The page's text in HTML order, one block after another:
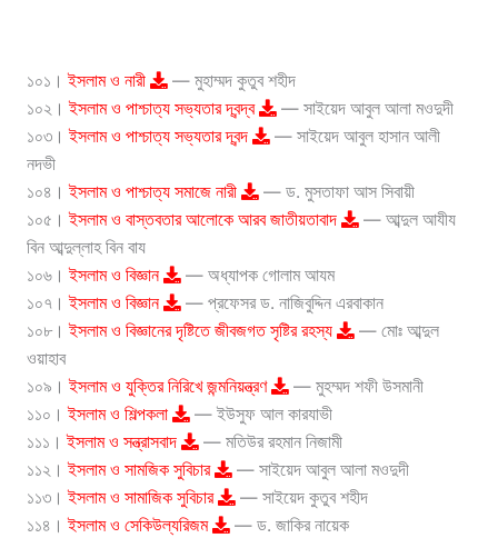
১০১।ইসলাম ও নারী
— মুহাম্মদ কুতুব শহীদ
১০২।ইসলাম ও পাশ্চাত্য সভ্যতার দ্বন্দ্ব
— সাইয়েদ আবুল আলা মওদুদী
১০৩।ইসলাম ও পাশ্চাত্য সভ্যতার দ্বন্দ
— সাইয়েদ আবুল হাসান আলী
নদভী
১০৪।ইসলাম ও পাশ্চাত্য সমাজে নারী
— ড. মুসতাফা আস সিবায়ী
১০৫।ইসলাম ও বাস্তবতার আলোকে আরব জাতীয়তাবাদ
— আব্দুল আযীয
বিন আব্দুল্লাহ বিন বায
১০৬।ইসলাম ও বিজ্ঞান
— অধ্যাপক গোলাম আযম
১০৭।ইসলাম ও বিজ্ঞান
— প্রফেসর ড. নাজিবুদ্দিন এরবাকান
১০৮।ইসলাম ও বিজ্ঞানের দৃষ্টিতে জীবজগত সৃষ্টির রহস্য
— মোঃ আব্দুল
ওয়াহাব
১০৯।ইসলাম ও যুক্তির নিরিখে জন্মনিয়ন্ত্রণ
— মুহম্মদ শফী উসমানী
১১০।ইসলাম ও শিল্পকলা
— ইউসুফ আল কারযাভী
১১১।ইসলাম ও সন্ত্রাসবাদ
— মতিউর রহমান নিজামী
১১২।ইসলাম ও সামজিক সুবিচার
— সাইয়েদ আবুল আলা মওদুদী
১১৩।ইসলাম ও সামাজিক সুবিচার
— সাইয়েদ কুতুব শহীদ
১১৪।ইসলাম ও সেকিউল্যরিজম
— ড. জাকির নায়েক